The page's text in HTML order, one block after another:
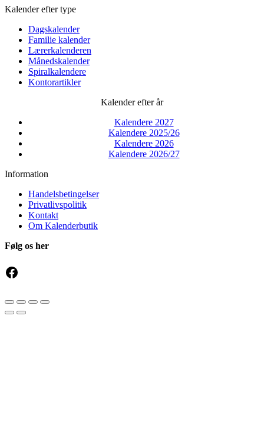
Kalender efter type
Dagskalender
Familie kalender
Lærerkalenderen
Månedskalender
Spiralkalendere
Kontorartikler
Kalender efter år
Kalendere 2027
Kalendere 2025/26
Kalendere 2026
Kalendere 2026/27
Information
Handelsbetingelser
Privatlivspolitik
Kontakt
Om Kalenderbutik
Følg os her
Facebook